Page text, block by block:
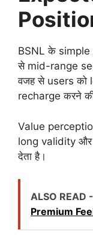
BSNL के simple
से mid-range
वजह से users को
recharge करने
Value
long validity और
देता है।
ALSO READ -
Premium